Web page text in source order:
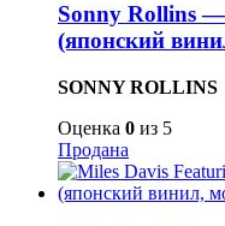
Sonny Rollins —
(японский
SONNY ROLLINS
Оценка 0 из 5
Продана